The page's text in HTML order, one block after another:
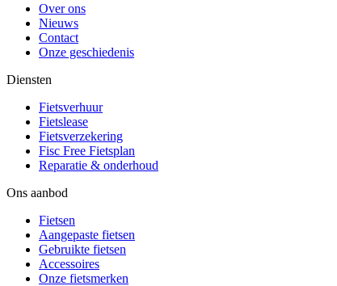
Over ons
Nieuws
Contact
Onze geschiedenis
Diensten
Fietsverhuur
Fietslease
Fietsverzekering
Fisc Free Fietsplan
Reparatie & onderhoud
Ons aanbod
Fietsen
Aangepaste fietsen
Gebruikte fietsen
Accessoires
Onze fietsmerken